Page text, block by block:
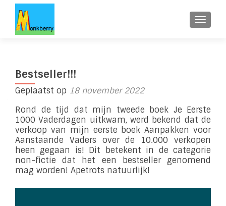
Bestseller!!!
Geplaatst op 18 november 2022
Rond de tijd dat mijn tweede boek Je Eerste
1000 Vaderdagen uitkwam, werd bekend dat de
verkoop van mijn eerste boek Aanpakken voor
Aanstaande Vaders over de 10.000 verkopen
heen gegaan is! Dit betekent in de categorie
non-fictie dat het een bestseller genomend
mag worden! Apetrots natuurlijk!